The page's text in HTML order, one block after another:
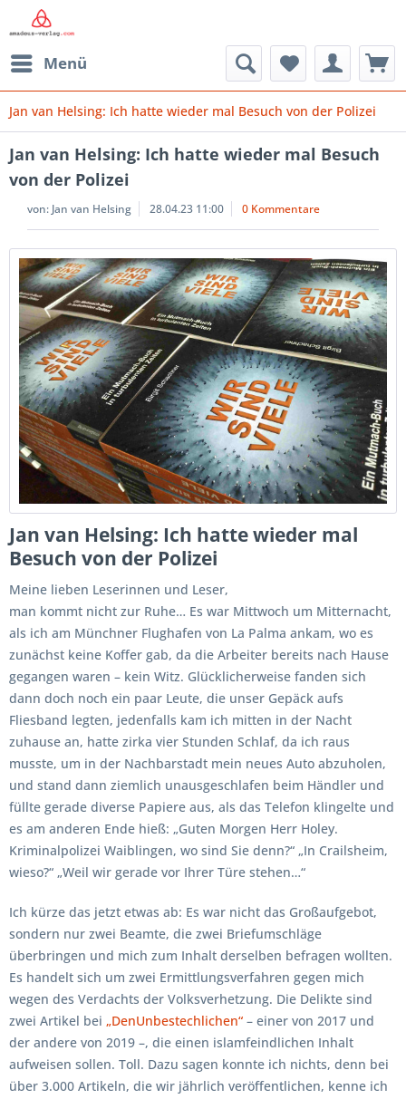
Menü
Jan van Helsing: Ich hatte wieder mal Besuch von der Polizei
Jan van Helsing: Ich hatte wieder mal Besuch
von der Polizei
von: Jan van Helsing 28.04.23 11:00 0 Kommentare
Jan van Helsing: Ich hatte wieder mal
Besuch von der Polizei
Meine lieben Leserinnen und Leser,
man kommt nicht zur Ruhe… Es war Mittwoch um Mitternacht,
als ich am Münchner Flughafen von La Palma ankam, wo es
zunächst keine Koffer gab, da die Arbeiter bereits nach Hause
gegangen waren – kein Witz. Glücklicherweise fanden sich
dann doch noch ein paar Leute, die unser Gepäck aufs
Fliesband legten, jedenfalls kam ich mitten in der Nacht
zuhause an, hatte zirka vier Stunden Schlaf, da ich raus
musste, um in der Nachbarstadt mein neues Auto abzuholen,
und stand dann ziemlich unausgeschlafen beim Händler und
füllte gerade diverse Papiere aus, als das Telefon klingelte und
es am anderen Ende hieß: „Guten Morgen Herr Holey.
Kriminalpolizei Waiblingen, wo sind Sie denn?“ „In Crailsheim,
wieso?“ „Weil wir gerade vor Ihrer Türe stehen…“
Ich kürze das jetzt etwas ab: Es war nicht das Großaufgebot,
sondern nur zwei Beamte, die zwei Briefumschläge
überbringen und mich zum Inhalt derselben befragen wollten.
Es handelt sich um zwei Ermittlungsverfahren gegen mich
wegen des Verdachts der Volksverhetzung. Die Delikte sind
zwei Artikel bei „DenUnbestechlichen“ – einer von 2017 und
der andere von 2019 –, die einen islamfeindlichen Inhalt
aufweisen sollen. Toll. Dazu sagen konnte ich nichts, denn bei
über 3.000 Artikeln, die wir jährlich veröffentlichen, kenne ich